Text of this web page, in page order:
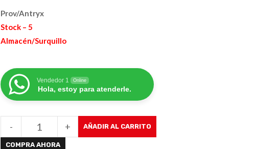
Prov/Antryx
Stock – 5
Almacén/Surquillo
Vendedor 1 Online
Hola, estoy para atenderle.
+
- AÑADIR AL CARRITO
COMPRA AHORA